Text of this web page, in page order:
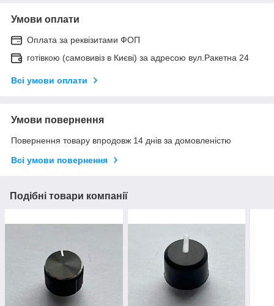
Умови оплати
Оплата за реквізитами ФОП
готівкою (самовивіз в Києві) за адресою вул.Ракетна 24
Всі умови оплати
Умови повернення
Повернення товару впродовж 14 днів за домовленістю
Всі умови повернення
Подібні товари компанії